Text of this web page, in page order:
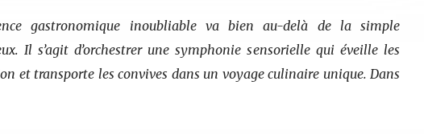
gastronomique inoubliable va bien au-delà de la simple
Il s’agit d’orchestrer une symphonie sensorielle qui éveille les
et transporte les convives dans un voyage culinaire unique. Dans